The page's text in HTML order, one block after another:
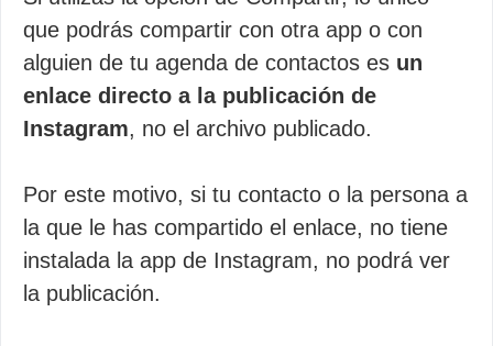
que podrás compartir con otra app o con
alguien de tu agenda de contactos es un
enlace directo a la publicación de
Instagram, no el archivo publicado.
Por este motivo, si tu contacto o la persona a
la que le has compartido el enlace, no tiene
instalada la app de Instagram, no podrá ver
la publicación.